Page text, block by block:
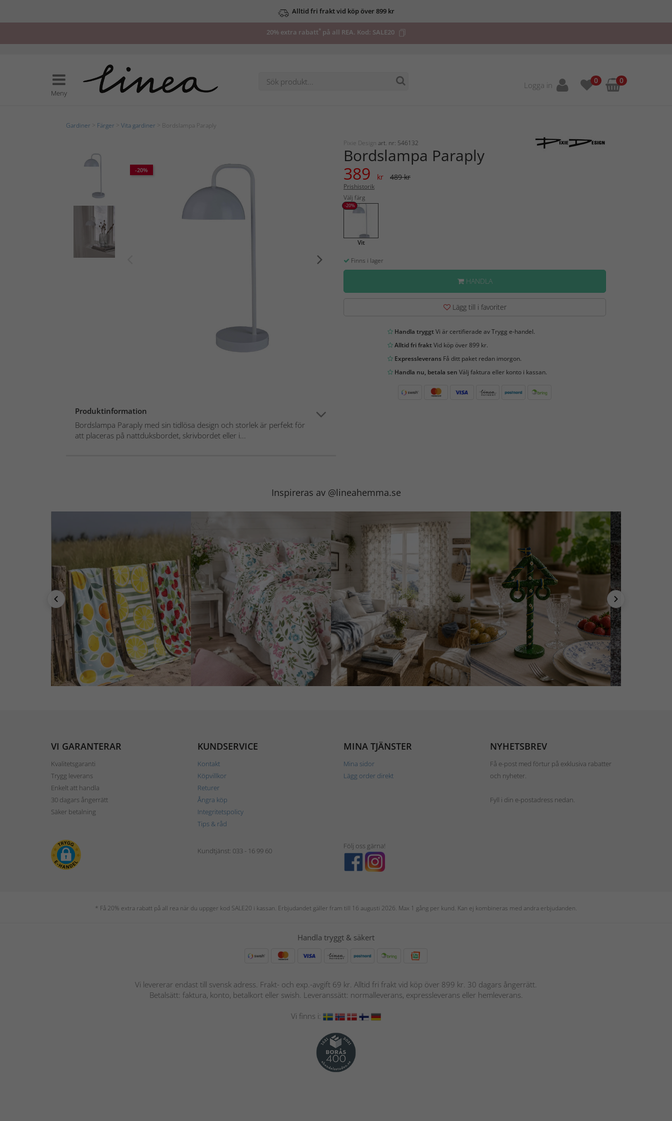
Alltid fri frakt vid köp över 899 kr
20% extra rabatt*på all REA. Kod: SALE20
Meny
Logga in 0 0
Gardiner Färger Vita gardiner > Bordslampa Paraply
-20%
Produktinformation
Bordslampa Paraply med sin tidlösa design och storlek är perfekt för
att placeras på nattduksbordet, skrivbordet eller i...
Pixie Design art. nr: 546132
Bordslampa Paraply
389 kr 489 kr
Prishistorik
Välj färg
-20%
Vit
Finns i lager
HANDLA
Lägg till i favoriter
Handla tryggtVi är certifierade av Trygg e-handel.
Alltid fri fraktVid köp över 899 kr.
ExpressleveransFå ditt paket redan imorgon.
Handla nu, betala sen Välj faktura eller konto i kassan.
Inspireras av @lineahemma.se
VI GARANTERAR
Kvalitetsgaranti
Trygg leverans
Enkelt att handla
30 dagars ångerrätt
Säker betalning
KUNDSERVICE
Kontakt
Köpvillkor
Returer
Ångra köp
Integritetspolicy
Tips & råd
MINA TJÄNSTER
Mina sidor
Lägg order direkt
NYHETSBREV
Få e-post med förtur på exklusiva rabatter
och nyheter.
Fyll i din e-postadress nedan.
Kundtjänst: 033 - 16 99 60
Följ oss gärna!
* Få 20% extra rabatt på all rea när du uppger kod SALE20 i kassan. Erbjudandet gäller fram till 16 augusti 2026. Max 1 gång per kund. Kan ej kombineras med andra erbjudanden.
Handla tryggt & säkert
Vi levererar endast till svensk adress. Frakt- och exp.-avgift 69 kr. Alltid fri frakt vid köp över 899 kr. 30 dagars ångerrätt.
Betalsätt: faktura, konto, betalkort eller swish. Leveranssätt: normalleverans, expressleverans eller hemleverans.
Vi finns i: